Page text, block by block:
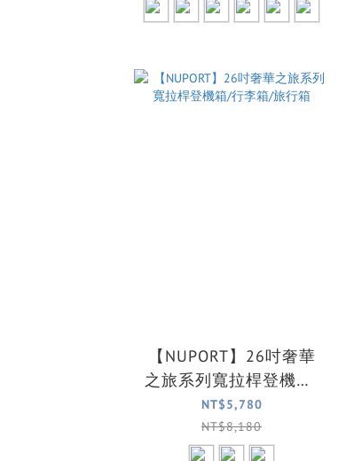
【NUPORT】26吋奢華
之旅系列寬拉桿登機箱/
行李箱/旅行箱
NT$5,780
NT$8,180